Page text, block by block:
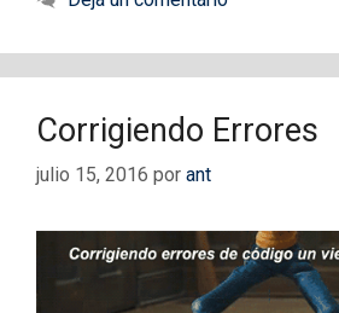
Corrigiendo Errores
julio 15, 2016 por ant